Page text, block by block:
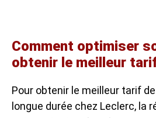
Comment optimiser
obtenir le meilleur
Pour obtenir le meilleur tarif
longue durée chez Leclerc, la